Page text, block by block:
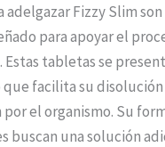
adelgazar Fizzy Slim
para apoyar el
Estas tabletas se
facilita su disolución
el organismo. Su
buscan una solución